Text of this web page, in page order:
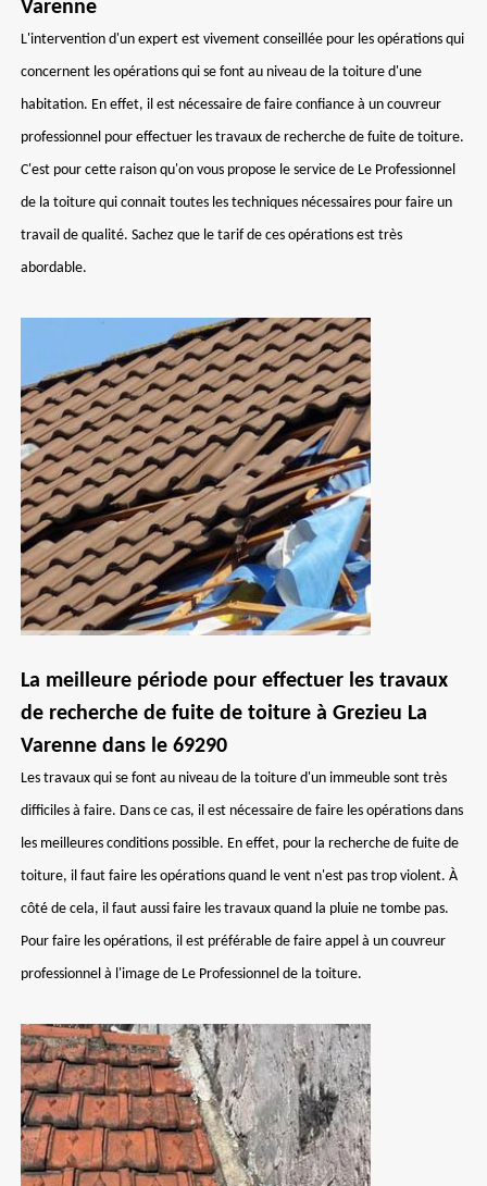
Varenne
L'intervention d'un expert est vivement conseillée pour les opérations qui
concernent les opérations qui se font au niveau de la toiture d'une
habitation. En effet, il est nécessaire de faire confiance à un couvreur
professionnel pour effectuer les travaux de recherche de fuite de toiture.
C'est pour cette raison qu'on vous propose le service de Le Professionnel
de la toiture qui connait toutes les techniques nécessaires pour faire un
travail de qualité. Sachez que le tarif de ces opérations est très
abordable.
La meilleure période pour effectuer les travaux
de recherche de fuite de toiture à Grezieu La
Varenne dans le 69290
Les travaux qui se font au niveau de la toiture d'un immeuble sont très
difficiles à faire. Dans ce cas, il est nécessaire de faire les opérations dans
les meilleures conditions possible. En effet, pour la recherche de fuite de
toiture, il faut faire les opérations quand le vent n'est pas trop violent. À
côté de cela, il faut aussi faire les travaux quand la pluie ne tombe pas.
Pour faire les opérations, il est préférable de faire appel à un couvreur
professionnel à l'image de Le Professionnel de la toiture.